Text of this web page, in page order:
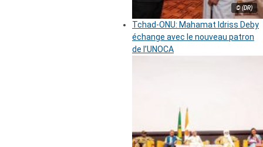
© (DR)
Tchad-ONU: Mahamat Idriss Deby
échange avec le nouveau patron
de l’UNOCA